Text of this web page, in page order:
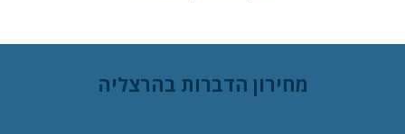
מחירון הדברות בהרצליה